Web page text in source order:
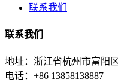
联系我们
联系我们
地址：浙江省杭州市富阳
电话：+86 13858138887